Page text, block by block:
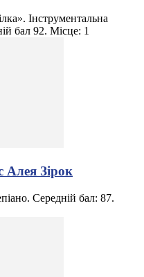
Інструментальна
бал 92. Місце: 1
Алея Зірок
Середній бал: 87.